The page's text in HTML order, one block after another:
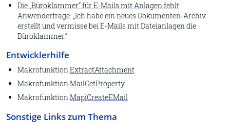
Wiederherstellen
Wiederherstellen
Ausschneiden
Löschen
Einfügen
Die „Büroklammer“ für E-Mails mit Anlagen fehlt
Anwenderfrage: Ich habe ein neues Dokumenten-Archiv
erstellt und vermisse bei E-Mails mit Dateianlagen die
Büroklammer.
Entwicklerhilfe
MakrofunktionExtractAttachment
MakrofunktionMailGetProperty
MakrofunktionMapiCreateEMail
Sonstige Links zum Thema